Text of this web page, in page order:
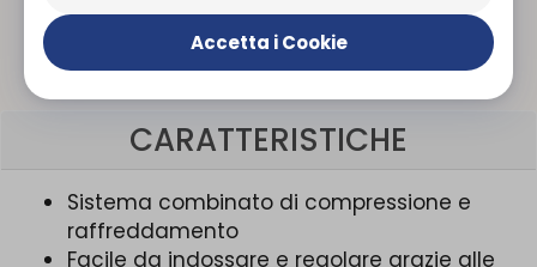
Organizza prova in negozio
CARATTERISTICHE
Sistema combinato di compressione e
raffreddamento
Facile da indossare e regolare grazie alle
Accetta i Cookie